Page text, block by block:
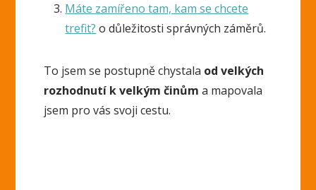
Máte zamířeno tam, kam se chcete
trefit? o důležitosti správných záměrů.
To jsem se postupně chystala od velkých
rozhodnutí k velkým činům a mapovala
jsem pro vás svoji cestu.